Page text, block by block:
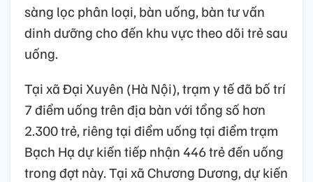
sàng lọc phân loại, bàn uống, bàn tư vấn
dinh dưỡng cho đến khu vực theo dõi trẻ sau
uống.
Tại xã Đại Xuyên (Hà Nội), trạm y tế đã bố trí
7 điểm uống trên địa bàn với tổng số hơn
2.300 trẻ, riêng tại điểm uống tại điểm trạm
Bạch Hạ dự kiến tiếp nhận 446 trẻ đến uống
trong đợt này. Tại xã Chương Dương, dự kiến